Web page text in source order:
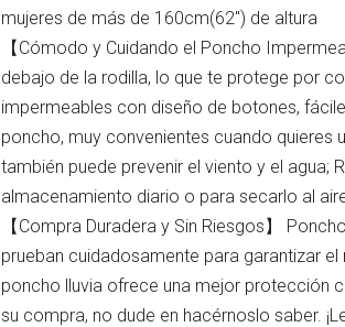
mujeres de más de 160cm(62'') de altura
【Cómodo y Cuidando el Poncho
debajo de la rodilla, lo que te protege por
impermeables con diseño de botones,
poncho, muy convenientes cuando
también puede prevenir el viento y el agua;
almacenamiento diario o para secarlo al
【Compra Duradera y Sin Riesgos】
prueban cuidadosamente para garantizar
poncho lluvia ofrece una mejor protección
su compra, no dude en hacérnoslo saber.